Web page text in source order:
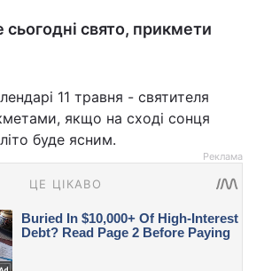
сьогодні свято, прикмети
11 травня - святителя
якщо на сході сонця
буде ясним.
Реклама